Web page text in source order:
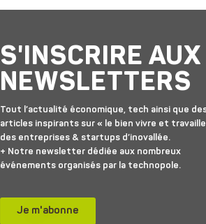
S'INSCRIRE AUX
NEWSLETTERS
Tout l’actualité économique, tech ainsi que
articles inspirants sur « le bien vivre et
des entreprises & startups d’inovallée.
+ Notre newsletter dédiée aux nombreux
événements organisés par la technopole.
Je m'abonne